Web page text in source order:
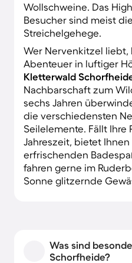
Wollschweine. Das
Besucher sind meist
Streichelgehege.
Wer Nervenkitzel liebt,
Abenteuer in luftiger
Kletterwald
Nachbarschaft zum
sechs Jahren
die verschiedensten
Seilelemente. Fällt Ihre
Jahreszeit, bietet
erfrischenden
fahren gerne im
Sonne glitzernde
Was sind
Schorfheide?